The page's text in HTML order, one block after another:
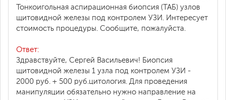
Тонкоигольная аспирационная биопсия (ТАБ) узлов
щитовидной железы под контролем УЗИ. Интересует
стоимость процедуры. Сообщите, пожалуйста.
Ответ:
Здравствуйте, Сергей Васильевич! Биопсия
щитовидной железы 1 узла под контролем УЗИ -
2000 руб. + 500 руб.цитология. Для проведения
манипуляции обязательно нужно направление на